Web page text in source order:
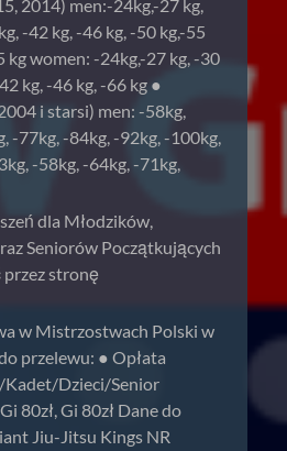
2014) men:-24kg,-27 kg,
-42 kg, -46 kg, -50 kg,-55
kg women: -24kg,-27 kg, -30
kg, -46 kg, -66 kg ●
i starsi) men: -58kg,
-77kg, -84kg, -92kg, -100kg,
-58kg, -64kg, -71kg,
dla Młodzików,
Seniorów Początkujących
stronę
w Mistrzostwach Polski w
przelewu: ● Opłata
Dzieci/Senior
80zł, Gi 80zł Dane do
Jiu-Jitsu Kings NR